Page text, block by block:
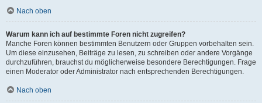
Nach oben
Warum kann ich auf bestimmte Foren nicht zugreifen?
Manche Foren können bestimmten Benutzern oder Gruppen vorbehalten sein.
Um diese einzusehen, Beiträge zu lesen, zu schreiben oder andere Vorgänge
durchzuführen, brauchst du möglicherweise besondere Berechtigungen. Frage
einen Moderator oder Administrator nach entsprechenden Berechtigungen.
Nach oben